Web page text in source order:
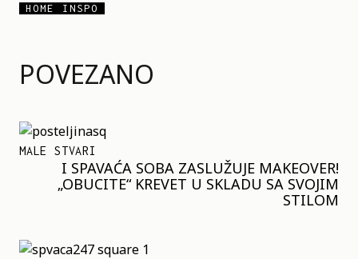
POVEZANO
MALE STVARI
I SPAVAĆA SOBA ZASLUŽUJE MAKEOVER!
„OBUCITE“ KREVET U SKLADU SA SVOJIM
STILOM
HOME INSPO